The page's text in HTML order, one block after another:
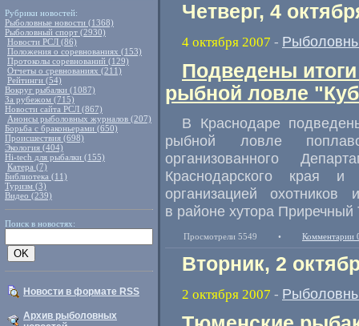
Рубрики новостей:
Рыболовные новости (1368)
Рыболовный спорт (2930)
Новости РСЛ (86)
Положения о соревнованиях (153)
Протоколы соревнований (129)
Отчеты о сревнованиях (211)
Рейтинги (54)
Вокруг рыбалки (1087)
За рубежом (715)
Новости сайта РСЛ (867)
Анонсы рыболовных журналов (207)
Борьба с браконьерами (650)
Происшествия (698)
Экология (404)
Hi-tech для рыбалки (155)
Катера (7)
Библиотека (11)
Туризм (3)
Видео (239)
Поиск в новостях:
Новости в формате RSS
Архив рыболовных
Четверг, 4
4 октября 2007 -
Подведены
рыбной ловле
В Краснодаре
рыбной ловле
организованного
Краснодарского края и
организацией
в районе хутора
Просмотрели 5549 • Комментарии
Вторник, 2
2 октября 2007 -